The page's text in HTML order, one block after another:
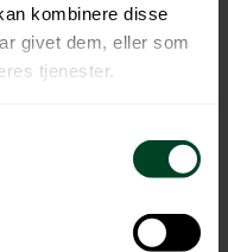
kombinere disse
givet dem, eller som
tjenester.